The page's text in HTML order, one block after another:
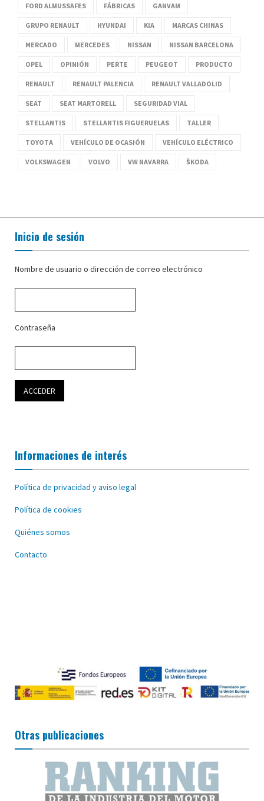
FORD ALMUSSAFES FÁBRICAS GANVAM
GRUPO RENAULT HYUNDAI KIA MARCAS CHINAS
MERCADO MERCEDES NISSAN NISSAN BARCELONA
OPEL OPINIÓN PERTE PEUGEOT PRODUCTO
RENAULT RENAULT PALENCIA RENAULT VALLADOLID
SEAT SEAT MARTORELL SEGURIDAD VIAL
STELLANTIS STELLANTIS FIGUERUELAS TALLER
TOYOTA VEHÍCULO DE OCASIÓN VEHÍCULO ELÉCTRICO
VOLKSWAGEN VOLVO VW NAVARRA ŠKODA
Inicio de sesión
Nombre de usuario o dirección de correo electrónico
Contraseña
Informaciones de interés
Política de privacidad y aviso legal
Política de cookies
Quiénes somos
Contacto
Otras publicaciones